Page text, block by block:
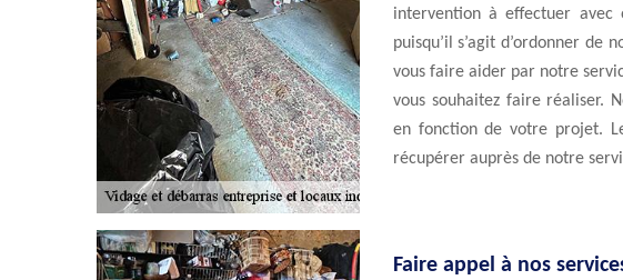
intervention à effectuer avec
puisqu’il s’agit d’ordonner de
vous faire aider par notre
vous souhaitez faire réaliser.
en fonction de votre projet.
récupérer auprès de notre
Faire appel à nos